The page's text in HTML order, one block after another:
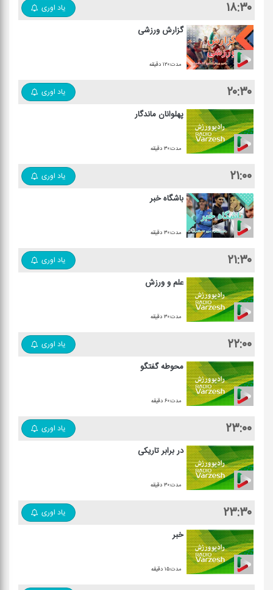
۱۸:۳۰ یاد اوری
گزارش ورزشی
مدت:۱۲۰ دقیقه
۲۰:۳۰ یاد اوری
پهلوانان ماندگار
مدت:۳۰ دقیقه
۲۱:۰۰ یاد اوری
باشگاه خبر
مدت:۳۰ دقیقه
۲۱:۳۰ یاد اوری
علم و ورزش
مدت:۳۰ دقیقه
۲۲:۰۰ یاد اوری
محوطه گفتگو
مدت:۶۰ دقیقه
۲۳:۰۰ یاد اوری
در برابر تاریكی
مدت:۳۰ دقیقه
۲۳:۳۰ یاد اوری
خبر
مدت:۱۵ دقیقه